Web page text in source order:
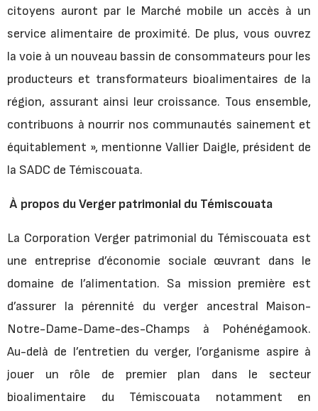
citoyens auront par le Marché mobile un accès à un
service alimentaire de proximité. De plus, vous ouvrez
la voie à un nouveau bassin de consommateurs pour les
producteurs et transformateurs bioalimentaires de la
région, assurant ainsi leur croissance. Tous ensemble,
contribuons à nourrir nos communautés sainement et
équitablement », mentionne Vallier Daigle, président de
la SADC de Témiscouata.
À propos du Verger patrimonial du Témiscouata
La Corporation Verger patrimonial du Témiscouata est
une entreprise d’économie sociale œuvrant dans le
domaine de l’alimentation. Sa mission première est
d’assurer la pérennité du verger ancestral Maison-
Notre-Dame-Dame-des-Champs à Pohénégamook.
Au-delà de l’entretien du verger, l’organisme aspire à
jouer un rôle de premier plan dans le secteur
bioalimentaire du Témiscouata notamment en